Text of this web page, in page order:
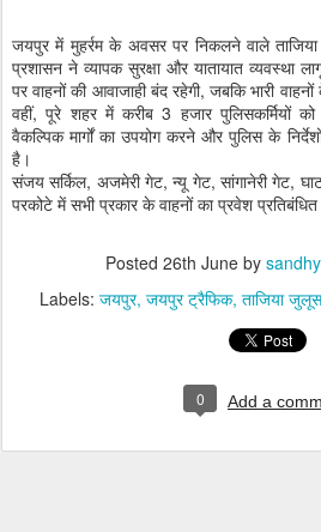
जयपुर में मुहर्रम के अवसर पर निकलने वाले
प्रशासन ने व्यापक सुरक्षा और यातायात व्यवस्था
पर वाहनों की आवाजाही बंद रहेगी, जबकि भारी
वहीं, पूरे शहर में करीब 3 हजार पुलिसकर्मियों
वैकल्पिक मार्गों का उपयोग करने और पुलिस के
है।
संजय सर्किल, अजमेरी गेट, न्यू गेट, सांगानेरी गेट,
परकोटे में सभी प्रकार के वाहनों का प्रवेश प्रतिबंधित
Posted 26th June by
Labels: जयपुर जयपुर ट्रैफिक ताजिया जुलूस
0 Add a